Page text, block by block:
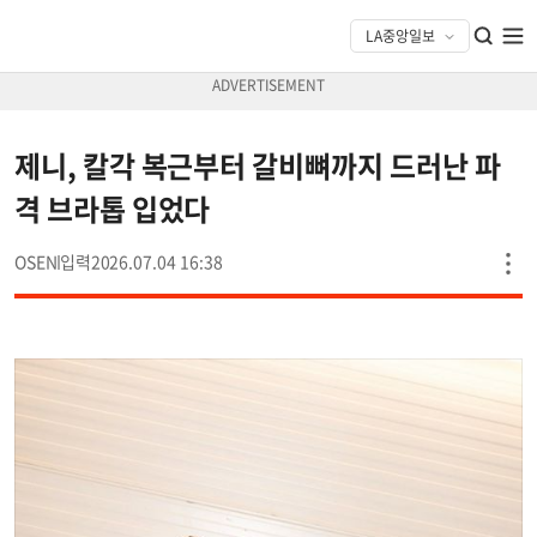
제니, 칼각 복근부터 갈비뼈까지 드러난 파
격 브라톱 입었다
OSEN 2026.07.04 16:38